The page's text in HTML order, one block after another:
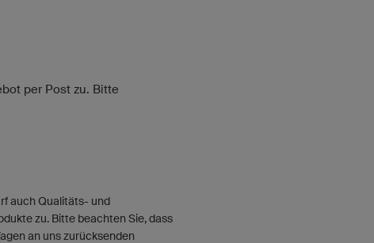
per Post zu. Bitte
auch Qualitäts- und
zu. Bitte beachten Sie, dass
an uns zurücksenden